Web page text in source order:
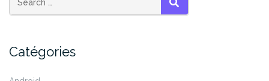
SEARCH
Catégories